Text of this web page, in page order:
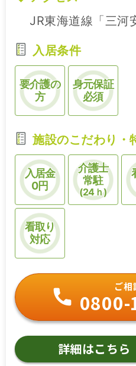
JR東海道線「三河
入居条件
要介護の
方
身元保証
必須
施設のこだわり・
入居金
0円
介護士
常駐
(24ｈ)
看取り
対応
ご相
詳細はこちら